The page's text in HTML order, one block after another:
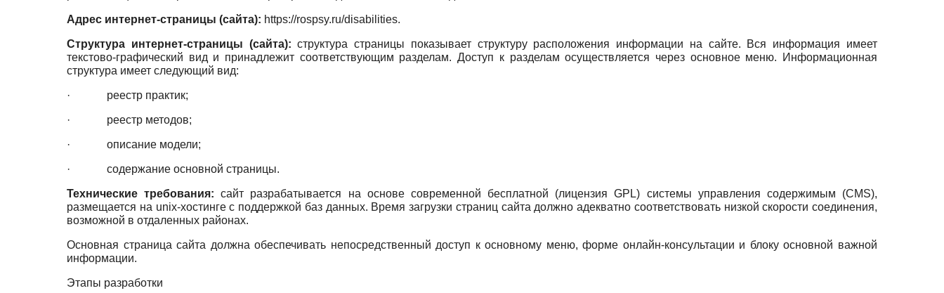
Адрес интернет-страницы (сайта): https://rospsy.ru/disabilities.
Структура интернет-страницы (сайта): структура страницы показывает структуру расположения информации на сайте. Вся информация имеет
текстово-графический вид и принадлежит соответствующим разделам. Доступ к разделам осуществляется через основное меню. Информационная
структура имеет следующий вид:
· реестр практик;
· реестр методов;
· описание модели;
· содержание основной страницы.
Технические требования: сайт разрабатывается на основе современной бесплатной (лицензия GPL) системы управления содержимым (CMS),
размещается на unix-хостинге с поддержкой баз данных. Время загрузки страниц сайта должно адекватно соответствовать низкой скорости соединения,
возможной в отдаленных районах.
Основная страница сайта должна обеспечивать непосредственный доступ к основному меню, форме онлайн-консультации и блоку основной важной
информации.
Этапы разработки